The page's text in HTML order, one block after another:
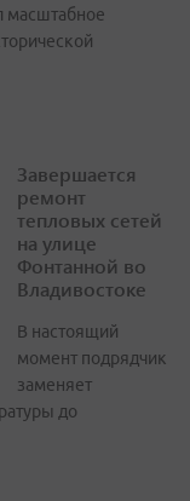
масштабное
Завершается
ремонт
тепловых сетей
на улице
Фонтанной во
Владивостоке
В настоящий
момент подрядчик
заменяет
до